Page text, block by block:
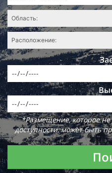
*Размещение, которое не
доступности, может быть